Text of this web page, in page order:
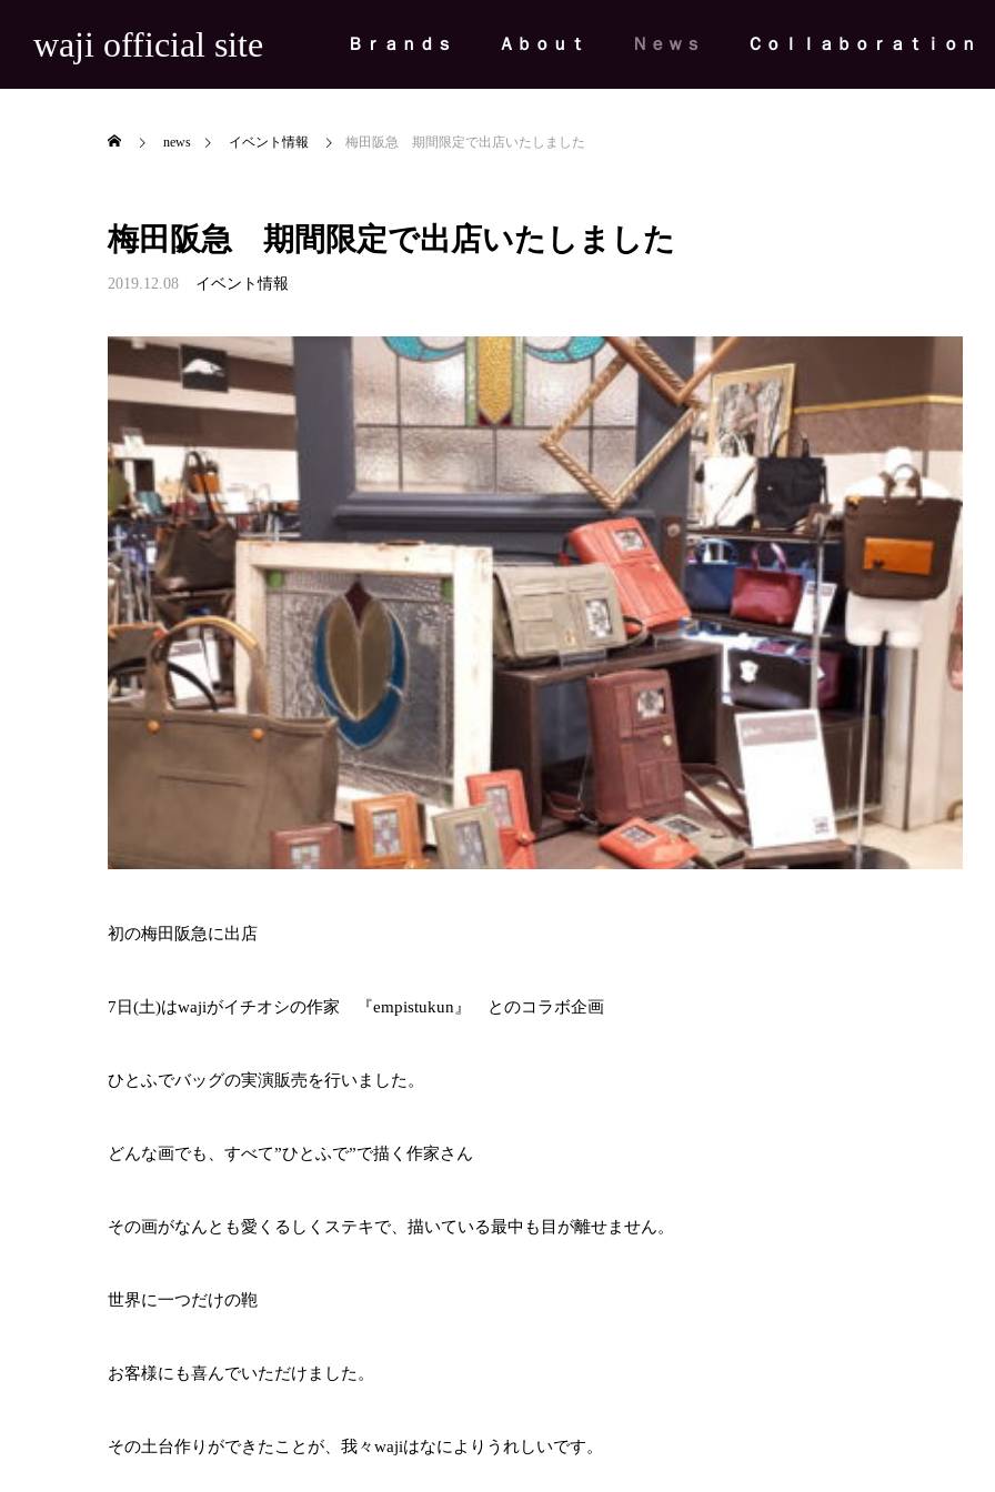
waji official site Ｂｒａｎｄｓ Ａｂｏｕｔ Ｎｅｗｓ Ｃｏｌｌａｂｏｒａｔｉｏｎ
【出展情報】FRAT #8 BUNGU ZAKK
A EXHIBITION 2026
News
【出展情報】HMJ2026｜革に錆を宿し
た「ｋｅｕ」がHMJ初登場
News
裕樹が講師を務めるリーダーシ
チャレンジ2026募集開始
News
news イベント情報 梅田阪急 期間限定で出店いたしました
梅田阪急 期間限定で出店いたしました
2019.12.08 イベント情報
初の梅田阪急に出店
7日(土)はwajiがイチオシの作家 『empistukun』 とのコラボ企画
ひとふでバッグの実演販売を行いました。
どんな画でも、すべて”ひとふで”で描く作家さん
その画がなんとも愛くるしくステキで、描いている最中も目が離せません。
世界に一つだけの鞄
お客様にも喜んでいただけました。
その土台作りができたことが、我々wajiはなによりうれしいです。